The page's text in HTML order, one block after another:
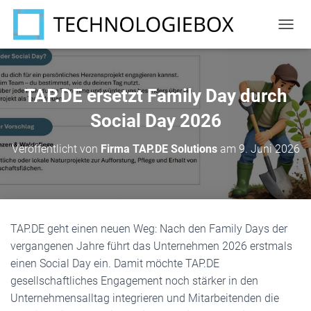
A
V
G
A
T
I
O
N
U
M
S
A
L
TAP.DE ersetzt Family Day durch
Social Day 2026
Veröffentlicht von Firma TAP.DE Solutionsam 9. Juni 2026
TAP.DE geht einen neuen Weg: Nach den Family Days der
vergangenen Jahre führt das Unternehmen 2026 erstmals
einen Social Day ein. Damit möchte TAP.DE
gesellschaftliches Engagement noch stärker in den
Unternehmensalltag integrieren und Mitarbeitenden die